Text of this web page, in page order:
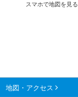
スマホで地図を見る
地図・アクセス